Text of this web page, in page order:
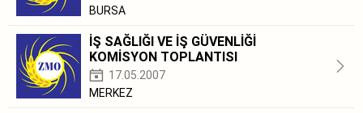
BURSA
İŞ SAĞLIĞI VE İŞ GÜVENLİĞİ
KOMİSYON TOPLANTISI
17.05.2007
MERKEZ